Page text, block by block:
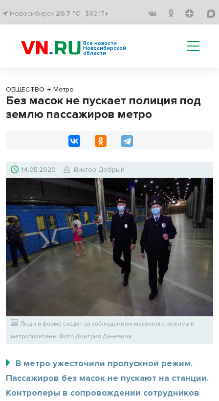
Новосибирск 20.7 °C $82.17↑
Все новости
Новосибирской
области
ОБЩЕСТВО → Метро
Без масок не пускает полиция под
землю пассажиров метро
14.05.2020 Виктор Добрый
Люди в форме следят за соблюдением масочного режима в
метрополитене. Фото Дмитрия Даневича
В метро ужесточили пропускной режим.
Пассажиров без масок не пускают на станции.
Контролеры в сопровождении сотрудников